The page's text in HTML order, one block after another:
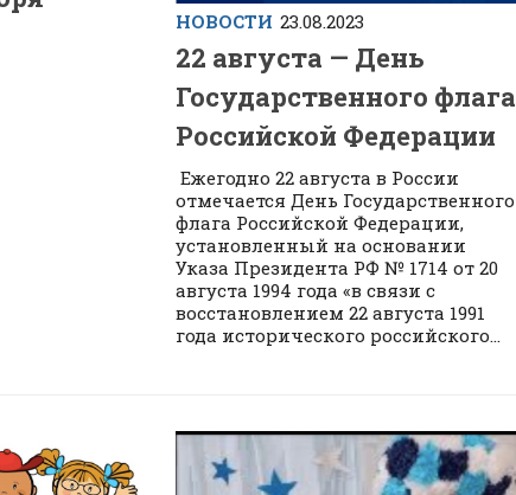
НОВОСТИ 23.08.2023
22 августа — День
Государственного флага
Российской Федерации
Ежегодно 22 августа в России
отмечается День Государственного
флага Российской Федерации,
установленный на основании
Указа Президента РФ № 1714 от 20
августа 1994 года «в связи с
восстановлением 22 августа 1991
года исторического российского...